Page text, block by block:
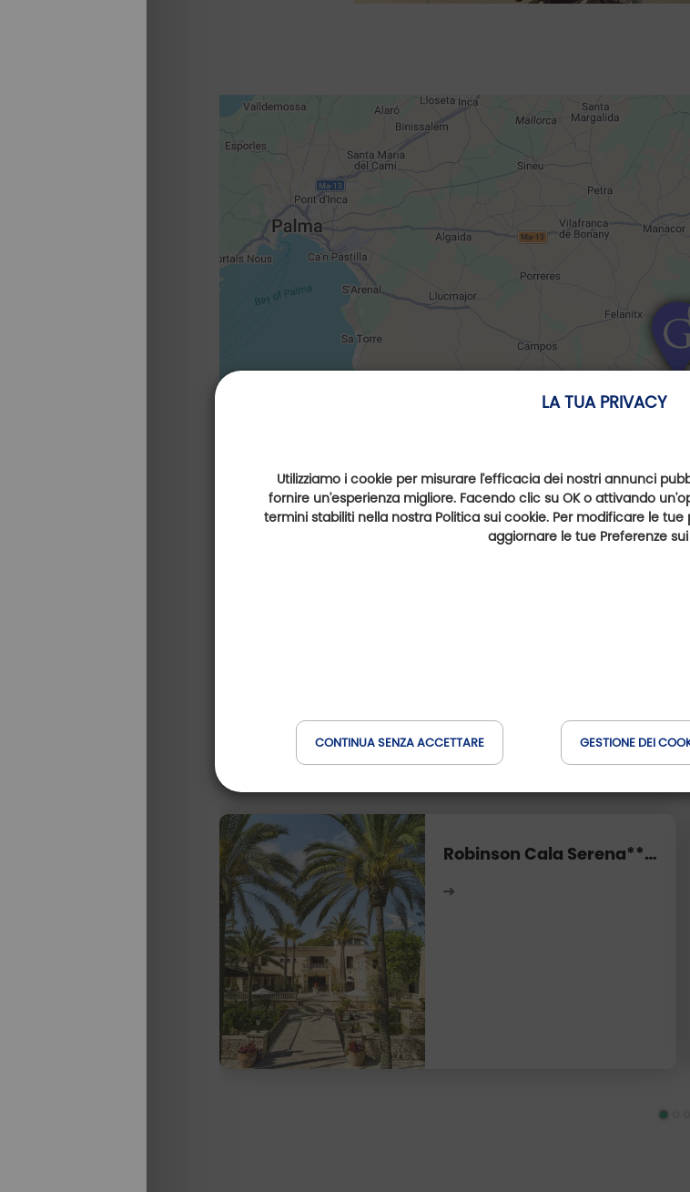
LA TUA PRIVACY
Utilizziamo i cookie per misurare l'efficacia dei nostri annunci
fornire un'esperienza migliore. Facendo clic su OK o attivando
termini stabiliti nella nostra Politica sui cookie. Per modificare le
aggiornare le tue Preferenze
CONTINUA SENZA ACCETTARE GESTIONE DEI
Robinson Cala Serena****